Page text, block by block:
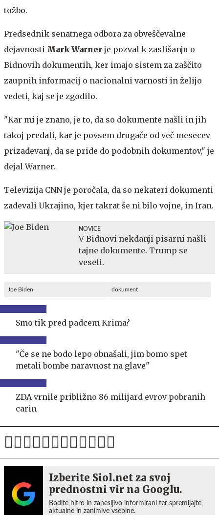
tožbo.
Predsednik senatnega odbora za obveščevalne
dejavnosti Mark Warner je pozval k zaslišanju o
Bidnovih dokumentih, ker imajo sistem za zaščito
zaupnih informacij o nacionalni varnosti in želijo
vedeti, kaj se je zgodilo.
"Kar mi je znano, je to, da so dokumente našli in jih
takoj predali, kar je povsem drugače od več mesecev
prizadevanj, da se pride do podobnih dokumentov," je
dejal Warner.
Televizija CNN je poročala, da so nekateri dokumenti
zadevali Ukrajino, kjer takrat še ni bilo vojne, in Iran.
NOVICE
V Bidnovi nekdanji pisarni našli
tajne dokumente. Trump se
veseli.
Joe Biden dokument
Smo tik pred padcem Krima?
"Če se ne bodo lepo obnašali, jim bomo spet
metali bombe naravnost na glave"
ZDA vrnile približno 86 milijard evrov pobranih
carin
Izberite Siol.net za svoj
prednostni vir na Googlu.
Bodite hitro in zanesljivo informirani ter spremljajte
aktualne in zanimive vsebine.